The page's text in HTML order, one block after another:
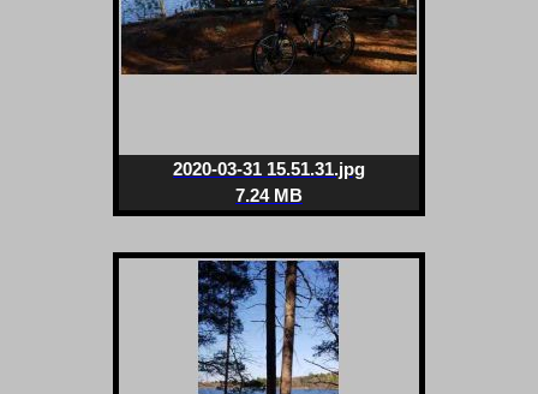
2020-03-31 15.51.31.jpg
7.24 MB